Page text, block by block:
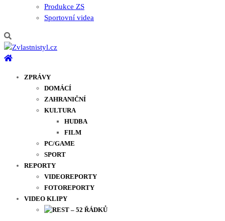
Produkce ZS
Sportovní videa
ZPRÁVY
DOMÁCÍ
ZAHRANIČNÍ
KULTURA
HUDBA
FILM
PC/GAME
SPORT
REPORTY
VIDEOREPORTY
FOTOREPORTY
VIDEO KLIPY